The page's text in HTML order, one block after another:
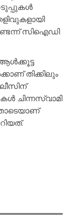
സിഐഡി
തിക്കിലും
ചിന്നസ്വാമി